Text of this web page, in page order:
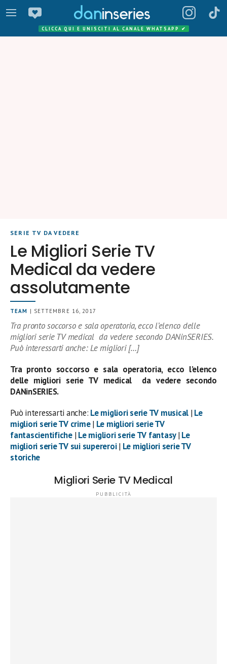
CLICCA QUI E UNISCITI AL CANALE WHATSAPP ✔
SERIE TV DA VEDERE
Le Migliori Serie TV
Medical da vedere
assolutamente
TEAM | SETTEMBRE 16, 2017
Tra pronto soccorso e sala operatoria, ecco l’elenco delle
migliori serie TV medical da vedere secondo DANinSERIES.
Può interessarti anche: Le migliori […]
Tra pronto soccorso e sala operatoria, ecco l’elenco
delle migliori serie TV medical da vedere secondo
DANinSERIES.
Può interessarti anche: Le migliori serie TV musical | Le
migliori serie TV crime | Le migliori serie TV
fantascientifiche | Le migliori serie TV fantasy| Le
migliori serie TV sui supereroi| Le migliori serie TV
storiche
Migliori Serie TV Medical